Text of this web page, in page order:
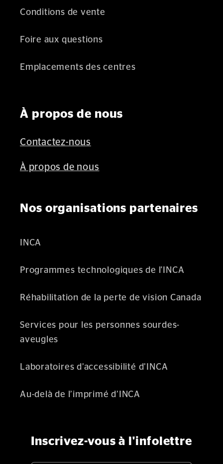
Conditions de vente
Foire aux questions
Emplacements des centres
À propos de nous
Contactez-nous
À propos de nous
Nos organisations partenaires
INCA
Programmes technologiques de l'INCA
Réhabilitation de la perte de vision Canada
Services pour les personnes sourdes-
aveugles
Laboratoires d’accessibilité d’INCA
Au-delà de l’imprimé d’INCA
Inscrivez-vous à l'infolettre